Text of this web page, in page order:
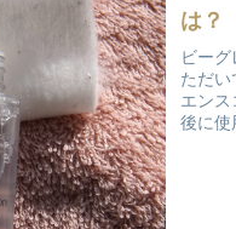
は？
ビー
ただ
エン
後に使